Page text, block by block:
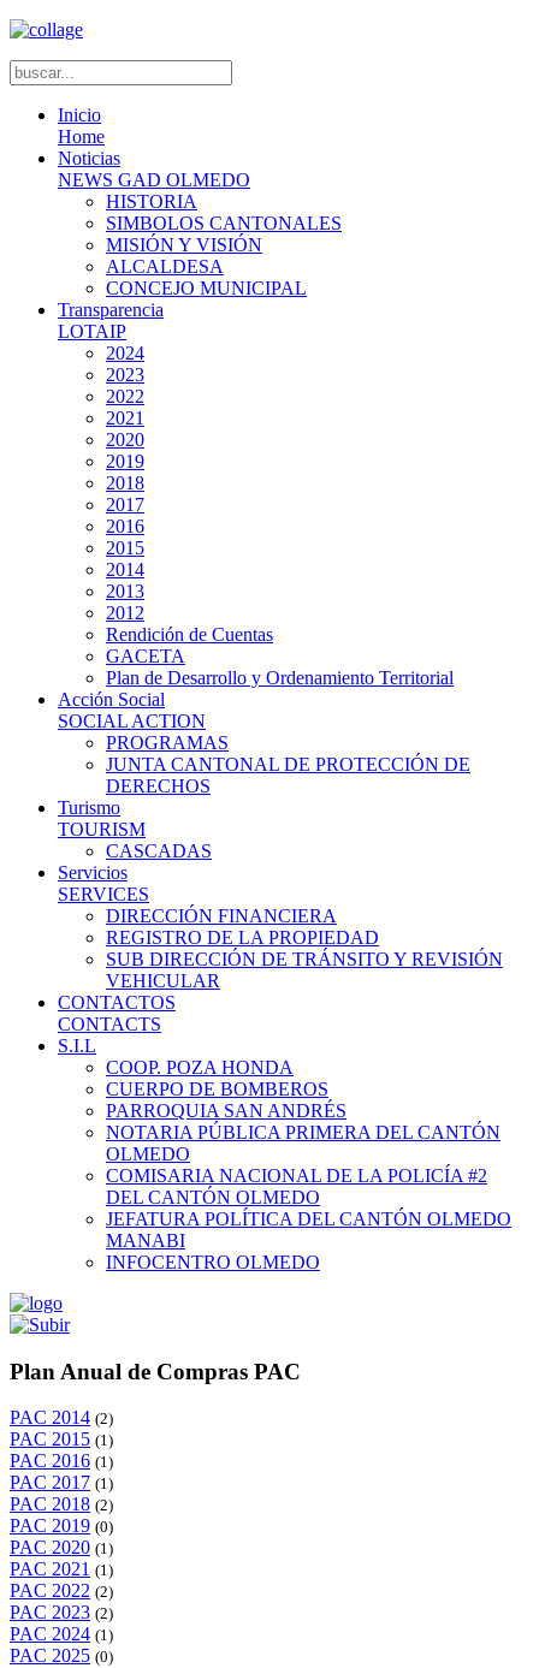
Inicio
Home
Noticias
NEWS GAD OLMEDO
HISTORIA
SIMBOLOS CANTONALES
MISIÓN Y VISIÓN
ALCALDESA
CONCEJO MUNICIPAL
Transparencia
LOTAIP
2024
2023
2022
2021
2020
2019
2018
2017
2016
2015
2014
2013
2012
Rendición de Cuentas
GACETA
Plan de Desarrollo y Ordenamiento Territorial
Acción Social
SOCIAL ACTION
PROGRAMAS
JUNTA CANTONAL DE PROTECCIÓN DE
DERECHOS
Turismo
TOURISM
CASCADAS
Servicios
SERVICES
DIRECCIÓN FINANCIERA
REGISTRO DE LA PROPIEDAD
SUB DIRECCIÓN DE TRÁNSITO Y REVISIÓN
VEHICULAR
CONTACTOS
CONTACTS
S.I.L
COOP. POZA HONDA
CUERPO DE BOMBEROS
PARROQUIA SAN ANDRÉS
NOTARIA PÚBLICA PRIMERA DEL CANTÓN
OLMEDO
COMISARIA NACIONAL DE LA POLICÍA #2
DEL CANTÓN OLMEDO
JEFATURA POLÍTICA DEL CANTÓN OLMEDO
MANABI
INFOCENTRO OLMEDO
Plan Anual de Compras PAC
PAC 2014 (2)
PAC 2015 (1)
PAC 2016 (1)
PAC 2017 (1)
PAC 2018 (2)
PAC 2019 (0)
PAC 2020 (1)
PAC 2021 (1)
PAC 2022 (2)
PAC 2023 (2)
PAC 2024 (1)
PAC 2025 (0)